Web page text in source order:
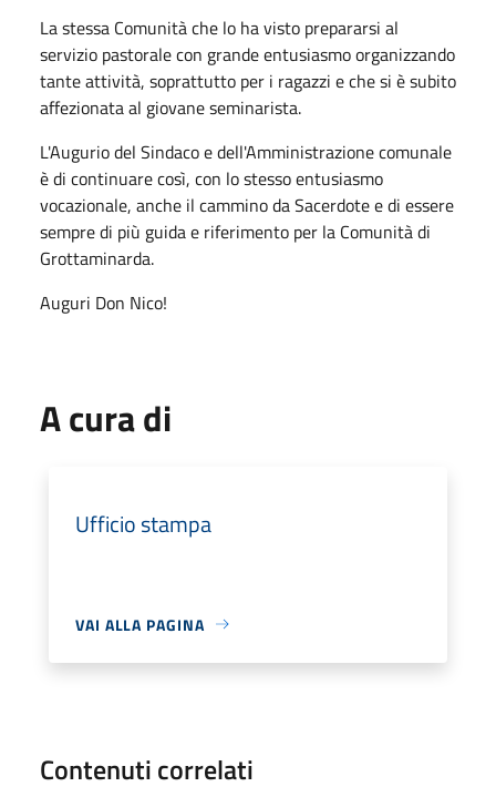
La stessa Comunità che lo ha visto prepararsi al
servizio pastorale con grande entusiasmo organizzando
tante attività, soprattutto per i ragazzi e che si è subito
affezionata al giovane seminarista.
L'Augurio del Sindaco e dell'Amministrazione comunale
è di continuare così, con lo stesso entusiasmo
vocazionale, anche il cammino da Sacerdote e di essere
sempre di più guida e riferimento per la Comunità di
Grottaminarda.
Auguri Don Nico!
A cura di
Ufficio stampa
VAI ALLA PAGINA
Contenuti correlati